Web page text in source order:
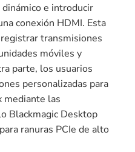
e introducir
conexión HDMI. Esta
transmisiones
móviles y
parte, los usuarios
personalizadas para
mediante las
Blackmagic Desktop
ranuras PCIe de alto